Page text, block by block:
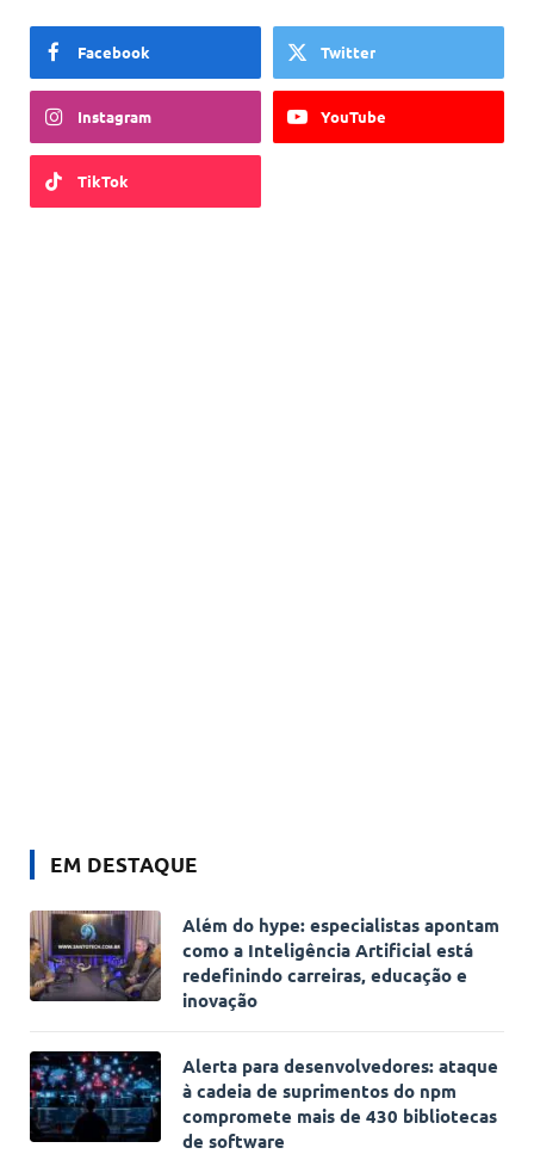
Facebook Twitter
Instagram YouTube
TikTok
EM DESTAQUE
Além do hype: especialistas apontam
como a Inteligência Artificial está
redefinindo carreiras, educação e
inovação
Alerta para desenvolvedores: ataque
à cadeia de suprimentos do npm
compromete mais de 430 bibliotecas
de software